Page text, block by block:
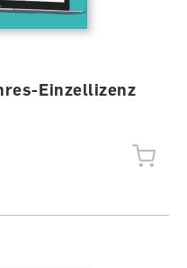
Einzellizenz